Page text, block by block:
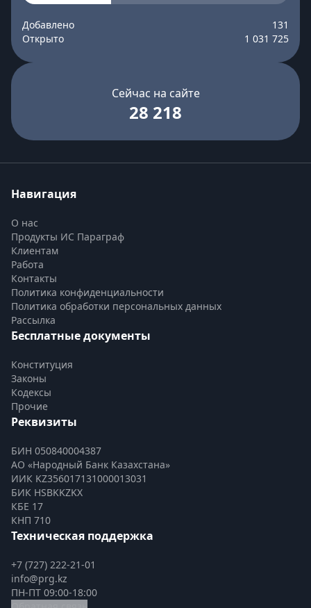
Добавлено
131
Открыто
1 031 725
Сейчас на сайте
28 218
Навигация
О нас
Продукты ИС Параграф
Клиентам
Работа
Контакты
Политика конфиденциальности
Политика обработки персональных данных
Рассылка
Бесплатные документы
Конституция
Законы
Кодексы
Прочие
Реквизиты
БИН 050840004387
АО «Народный Банк Казахстана»
ИИК KZ356017131000013031
БИК HSBKKZKX
КБЕ 17
КНП 710
Техническая поддержка
+7 (727) 222-21-01
info@prg.kz
ПН-ПТ 09:00-18:00